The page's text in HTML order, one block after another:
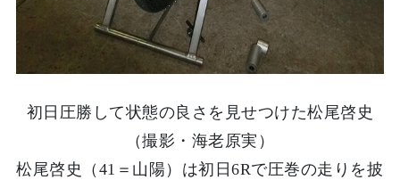
初日圧勝して状態の良さを見せつけた松尾啓史
（撮影・海老原実）
松尾啓史（41＝山陽）は初日6Rで圧巻の走りを披